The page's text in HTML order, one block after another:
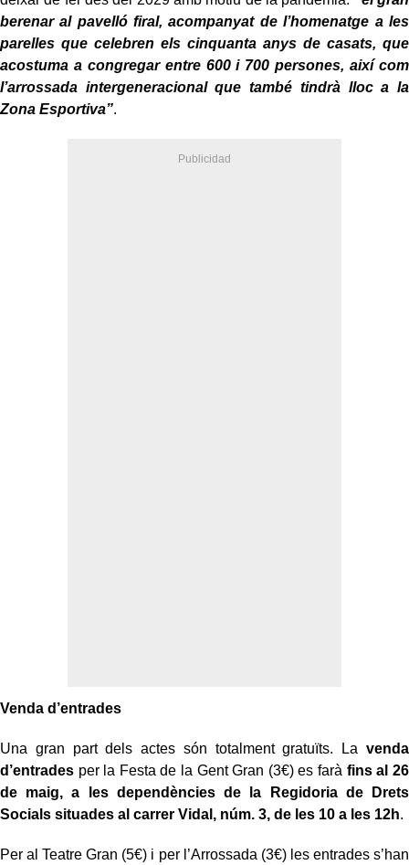
berenar al pavelló firal, acompanyat de l’homenatge a les
parelles que celebren els cinquanta anys de casats, que
acostuma a congregar entre 600 i 700 persones, així com
l’arrossada intergeneracional que també tindrà lloc a la
Zona Esportiva”.
Venda d’entrades
Una gran part dels actes són totalment gratuïts. La venda
d’entrades per la Festa de la Gent Gran (3€) es farà fins al 26
de maig, a les dependències de la Regidoria de Drets
Socials situades al carrer Vidal, núm. 3, de les 10 a les 12h.
Per al Teatre Gran (5€) i per l’Arrossada (3€) les entrades s’han